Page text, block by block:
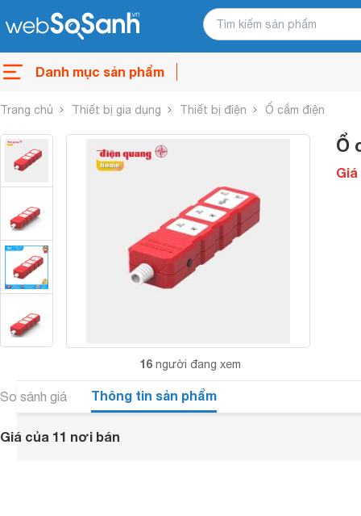
Danh mục sản phẩm
Trang chủ Thiết bị gia dụng Thiết bị điện Ổ cắm điện
16 người đang xem
Ổ
So sánh giá Thông tin sản phẩm
Giá của 11 nơi bán